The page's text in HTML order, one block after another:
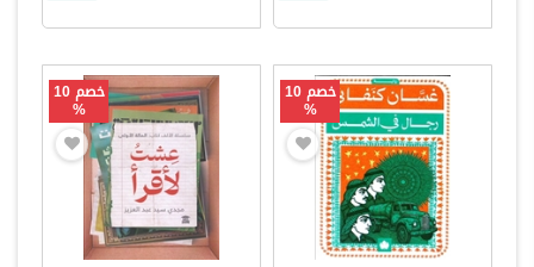
خصم 10
%
خصم 10
%